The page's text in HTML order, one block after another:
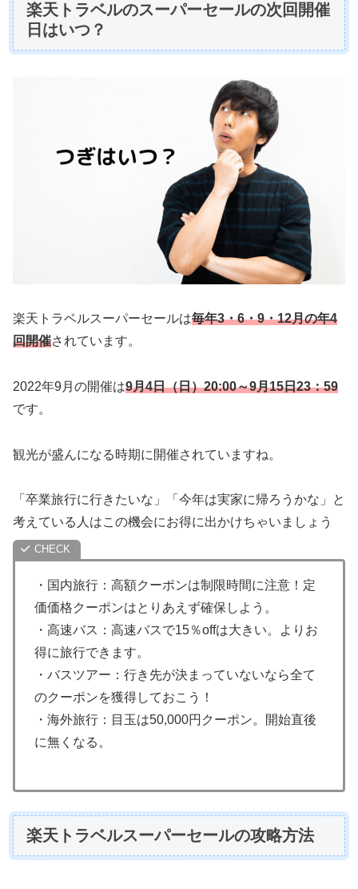
楽天トラベルのスーパーセールの次回開催
日はいつ？
楽天トラベルスーパーセールは毎年3・6・9・12月の年4
回開催されています。
2022年9月の開催は9月4日（日）20:00～9月15日23：59
です。
観光が盛んになる時期に開催されていますね。
「卒業旅行に行きたいな」「今年は実家に帰ろうかな」と
考えている人はこの機会にお得に出かけちゃいましょう
・国内旅行：高額クーポンは制限時間に注意！定
価価格クーポンはとりあえず確保しよう。
・高速バス：高速バスで15％offは大きい。よりお
得に旅行できます。
・バスツアー：行き先が決まっていないなら全て
のクーポンを獲得しておこう！
・海外旅行：目玉は50,000円クーポン。開始直後
に無くなる。
楽天トラベルスーパーセールの攻略方法